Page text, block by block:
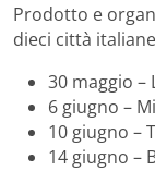
Prodotto e
dieci città
30 maggio –
6 giugno –
10 giugno –
14 giugno –